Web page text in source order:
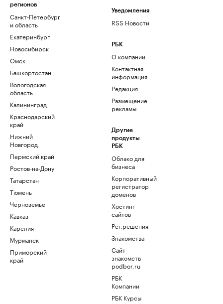
регионов
Санкт-Петербург
и область
Екатеринбург
Новосибирск
Омск
Башкортостан
Вологодская
область
Калининград
Краснодарский
край
Нижний
Новгород
Пермский край
Ростов-на-Дону
Татарстан
Тюмень
Черноземье
Кавказ
Карелия
Мурманск
Приморский
край
Уведомления
RSS Новости
РБК
О компании
Контактная
информация
Редакция
Размещение
рекламы
Другие
продукты
РБК
Облако для
бизнеса
Корпоративный
регистратор
доменов
Хостинг
сайтов
Рег.решения
Знакомства
Сайт
знакомств
podbor.ru
РБК
Компании
РБК Курсы